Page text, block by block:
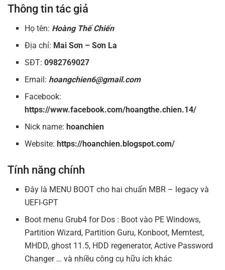
Thông tin tác giả
Họ tên: Hoàng Thế Chiến
Địa chỉ: Mai Sơn – Sơn La
SĐT:0982769027
Email: hoangchien6@gmail.com
Facebook:
https://www.facebook.com/hoangthe.chien.14/
Nick name:hoanchien
Website:https://hoanchien.blogspot.com/
Tính năng chính
Đây là MENU BOOT cho hai chuẩn MBR – legacy và
UEFI-GPT
Boot menu Grub4 for Dos : Boot vào PE Windows,
Partition Wizard, Partition Guru, Konboot, Memtest,
MHDD, ghost 11.5, HDD regenerator, Active Password
Changer … và nhiều công cụ hữu ích khác